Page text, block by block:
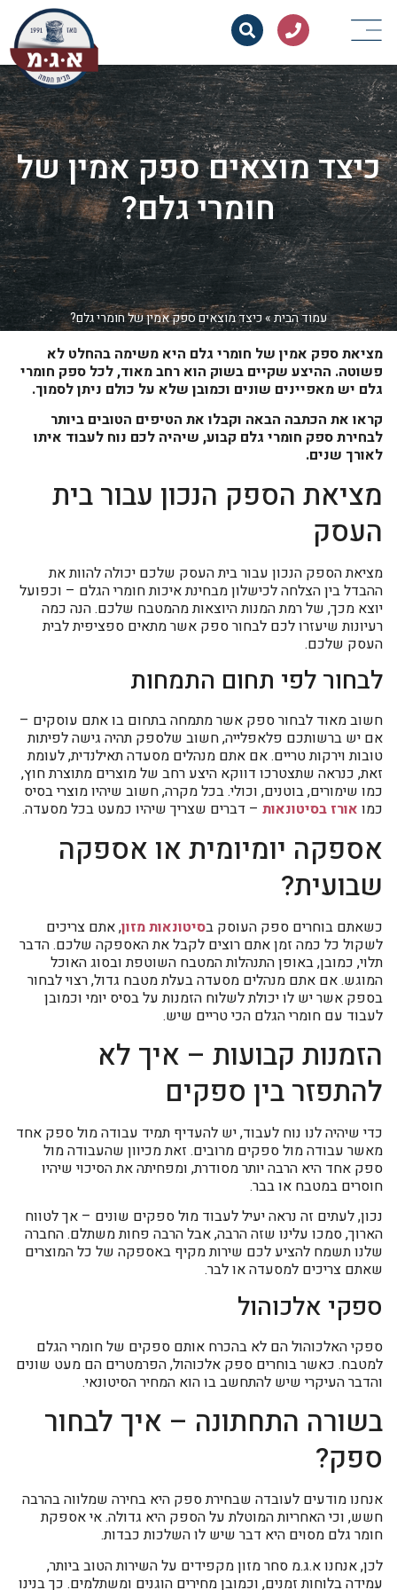
כיצד מוצאים ספק אמין של
חומרי גלם?
עמוד הבית»כיצד מוצאים ספק אמין של חומרי גלם?
מציאת ספק אמין של חומרי גלם היא משימה בהחלט לא
פשוטה. ההיצע שקיים בשוק הוא רחב מאוד, לכל ספק חומרי
גלם יש מאפיינים שונים וכמובן שלא על כולם ניתן לסמוך.
קראו את הכתבה הבאה וקבלו את הטיפים הטובים ביותר
לבחירת ספק חומרי גלם קבוע, שיהיה לכם נוח לעבוד איתו
לאורך שנים.
מציאת הספק הנכון עבור בית
העסק
מציאת הספק הנכון עבור בית העסק שלכם יכולה להוות את
ההבדל בין הצלחה לכישלון מבחינת איכות חומרי הגלם – וכפועל
יוצא מכך, של רמת המנות היוצאות מהמטבח שלכם. הנה כמה
רעיונות שיעזרו לכם לבחור ספק אשר מתאים ספציפית לבית
העסק שלכם.
לבחור לפי תחום התמחות
חשוב מאוד לבחור ספק אשר מתמחה בתחום בו אתם עוסקים –
אם יש ברשותכם פלאפלייה, חשוב שלספק תהיה גישה לפיתות
טובות וירקות טריים. אם אתם מנהלים מסעדה תאילנדית, לעומת
זאת, כנראה שתצטרכו דווקא היצע רחב של מוצרים מתוצרת חוץ,
כמו שימורים, בוטנים, וכולי. בכל מקרה, חשוב שיהיו מוצרי בסיס
כמו אורז בסיטונאות – דברים שצריך שיהיו כמעט בכל מסעדה.
אספקה יומיומית או אספקה
שבועית?
כשאתם בוחרים ספק העוסק בסיטונאות מזון, אתם צריכים
לשקול כל כמה זמן אתם רוצים לקבל את האספקה שלכם. הדבר
תלוי, כמובן, באופן התנהלות המטבח השוטפת ובסוג האוכל
המוגש. אם אתם מנהלים מסעדה בעלת מטבח גדול, רצוי לבחור
בספק אשר יש לו יכולת לשלוח הזמנות על בסיס יומי וכמובן
לעבוד עם חומרי הגלם הכי טריים שיש.
הזמנות קבועות – איך לא
להתפזר בין ספקים
כדי שיהיה לנו נוח לעבוד, יש להעדיף תמיד עבודה מול ספק אחד
מאשר עבודה מול ספקים מרובים. זאת מכיוון שהעבודה מול
ספק אחד היא הרבה יותר מסודרת, ומפחיתה את הסיכוי שיהיו
חוסרים במטבח או בבר.
נכון, לעתים זה נראה יעיל לעבוד מול ספקים שונים – אך לטווח
הארוך, סמכו עלינו שזה הרבה, אבל הרבה פחות משתלם. החברה
שלנו תשמח להציע לכם שירות מקיף באספקה של כל המוצרים
שאתם צריכים למסעדה או לבר.
ספקי אלכוהול
ספקי האלכוהול הם לא בהכרח אותם ספקים של חומרי הגלם
למטבח. כאשר בוחרים ספק אלכוהול, הפרמטרים הם מעט שונים
והדבר העיקרי שיש להתחשב בו הוא המחיר הסיטונאי.
בשורה התחתונה – איך לבחור
ספק?
אנחנו מודעים לעובדה שבחירת ספק היא בחירה שמלווה בהרבה
חשש, וכי האחריות המוטלת על הספק היא גדולה. אי אספקת
חומר גלם מסוים היא דבר שיש לו השלכות כבדות.
לכן, אנחנו א.ג.מ סחר מזון מקפידים על השירות הטוב ביותר,
עמידה בלוחות זמנים, וכמובן מחירים הוגנים ומשתלמים. כך בנינו